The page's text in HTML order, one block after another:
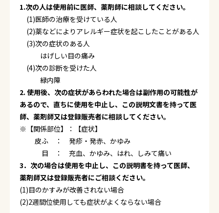
1.次の人は使用前に医師、薬剤師に相談してください。
(1)医師の治療を受けている人
(2)薬などによりアレルギー症状を起こしたことがある人
(3)次の症状のある人
はげしい目の痛み
(4)次の診断を受けた人
緑内障
2. 使用後、次の症状があらわれた場合は副作用の可能性が
あるので、直ちに使用を中止し、この説明文書を持って医
師、薬剤師又は登録販売者に相談してください。
※【関係部位】：【症状】
皮ふ ： 発疹・発赤、かゆみ
目 ： 充血、かゆみ、はれ、しみて痛い
3．次の場合は使用を中止し、この説明書を持って医師、
薬剤師又は登録販売者にご相談ください。
(1)目のかすみが改善されない場合
(2)2週間位使用しても症状がよくならない場合